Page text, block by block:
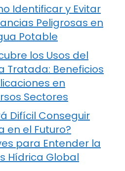
Identificar y Evitar
Peligrosas en
Potable
los Usos del
Tratada: Beneficios
en
Sectores
Difícil Conseguir
en el Futuro?
para Entender la
Hídrica Global